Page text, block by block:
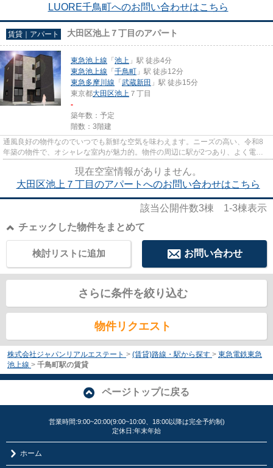
LUORE千鳥町へのお問い合わせはこちら
賃貸｜アパート 大田区池上７丁目のアパート
東急池上線 「 池上 」駅 徒歩4分
東急池上線 「 千鳥町 」駅 徒歩12分
東急多摩川線 「 武蔵新田 」駅 徒歩15分
東京都大田区池上 ７丁目
-
築年数：予定
階数：3階建
通風良好の物件なのでいつでも新鮮な空気を味わえます。ニーズの高い、令和8
年築の物件で、オシャレな室内が魅力的。物件の周辺に駅が2つあり、よく電車
現在空室情報がありません。
大田区池上７丁目のアパートへのお問い合わせはこちら
該当公開件数3棟 1-3棟表示
チェックした物件をまとめて
お問い合わせ
検討リストに追加
さらに条件を絞り込む
物件リクエスト
株式会社ジャパンリアルエステート > (賃貸)路線・駅から探す > 東急電鉄東急
池上線 > 千鳥町駅の賃貸
ページトップに戻る
営業時間:9:00~20:00(9:00~10:00、18:00以降は完全予約制)
定休日:年末年始
ホーム